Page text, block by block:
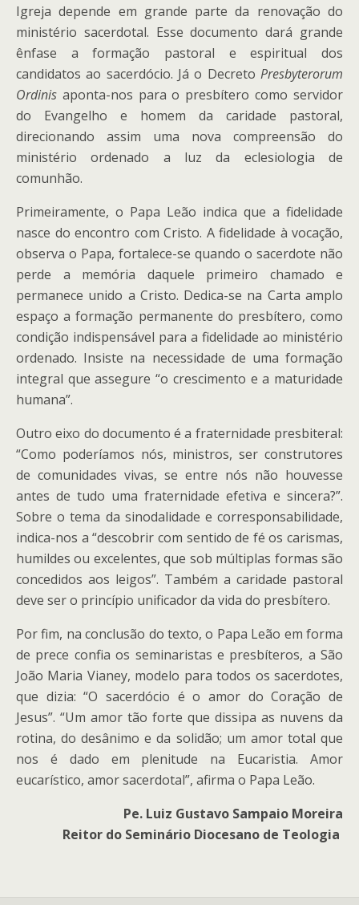
Igreja depende em grande parte da renovação do
ministério sacerdotal. Esse documento dará grande
ênfase a formação pastoral e espiritual dos
candidatos ao sacerdócio. Já o Decreto Presbyterorum
Ordinis aponta-nos para o presbítero como servidor
do Evangelho e homem da caridade pastoral,
direcionando assim uma nova compreensão do
ministério ordenado a luz da eclesiologia de
comunhão.
Primeiramente, o Papa Leão indica que a fidelidade
nasce do encontro com Cristo. A fidelidade à vocação,
observa o Papa, fortalece-se quando o sacerdote não
perde a memória daquele primeiro chamado e
permanece unido a Cristo. Dedica-se na Carta amplo
espaço a formação permanente do presbítero, como
condição indispensável para a fidelidade ao ministério
ordenado. Insiste na necessidade de uma formação
integral que assegure “o crescimento e a maturidade
humana”.
Outro eixo do documento é a fraternidade presbiteral:
“Como poderíamos nós, ministros, ser construtores
de comunidades vivas, se entre nós não houvesse
antes de tudo uma fraternidade efetiva e sincera?”.
Sobre o tema da sinodalidade e corresponsabilidade,
indica-nos a “descobrir com sentido de fé os carismas,
humildes ou excelentes, que sob múltiplas formas são
concedidos aos leigos”. Também a caridade pastoral
deve ser o princípio unificador da vida do presbítero.
Por fim, na conclusão do texto, o Papa Leão em forma
de prece confia os seminaristas e presbíteros, a São
João Maria Vianey, modelo para todos os sacerdotes,
que dizia: “O sacerdócio é o amor do Coração de
Jesus”. “Um amor tão forte que dissipa as nuvens da
rotina, do desânimo e da solidão; um amor total que
nos é dado em plenitude na Eucaristia. Amor
eucarístico, amor sacerdotal”, afirma o Papa Leão.
Pe. Luiz Gustavo Sampaio Moreira
Reitor do Seminário Diocesano de Teologia